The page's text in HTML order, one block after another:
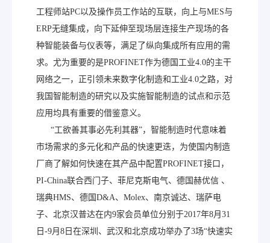
工程师站PC以及操作员工作站的互联，向上与MES与
ERP无缝集成，向下延伸至现场层连接生产现场的各
种智能装备与仪表等，满足了纵向集成所有应用的需
求。尤为重要的是PROFINET作为德国工业4.0的主干
网络之一，正引领未来数字化制造和工业4.0之路，对
我国智能制造的研究以及实施智能制造的试点和示范
应用均具有重要的借鉴意义。
“工欲善其事必先利其器”，智能制造时代意味着
市场需求的多元化和产品的快速更迭，为使国内制造
厂商了解如何快速在其产品中配置PROFINET接口，
PI-China联合西门子、菲尼克斯电气、德国赫优信 、
瑞典HMS、德国D&A、Molex、南京诚达、瑞萨电
子、北京汉普达在内9家会员单位分别于2017年8月31
日-9月8日在深圳、武汉和北京成功举办了3场“快速实